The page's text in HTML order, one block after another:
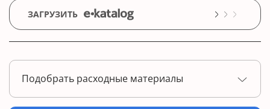
ЗАГРУЗИТЬ
Подобрать расходные материалы